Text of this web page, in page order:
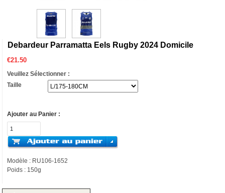
Debardeur Parramatta Eels Rugby 2024 Domicile
€21.50
Veuillez Sélectionner :
Taille
Ajouter au Panier :
Modèle : RU106-1652
Poids : 150g